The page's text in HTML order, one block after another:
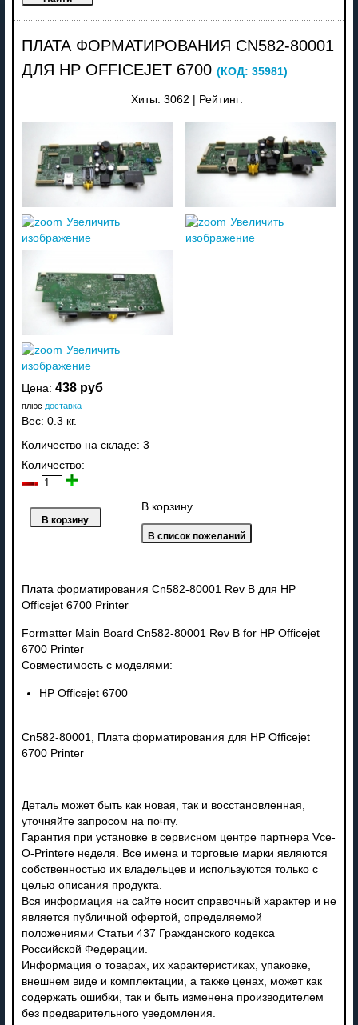
ПЛАТА ФОРМАТИРОВАНИЯ CN582-80001
ДЛЯ HP OFFICEJET 6700 (КОД: 35981)
Хиты: 3062 Рейтинг:
Увеличить
изображение
Увеличить
изображение
Увеличить
изображение
Цена: 438 руб
плюс доставка
Вес: 0.3 кг.
Количество на складе: 3
Количество:
В корзину
Плата форматирования Cn582-80001 Rev B для HP
Officejet 6700 Printer
Formatter Main Board Cn582-80001 Rev B for HP Officejet
6700 Printer
Совместимость с моделями:
HP Officejet 6700
Cn582-80001, Плата форматирования для HP Officejet
6700 Printer
Деталь может быть как новая, так и восстановленная,
уточняйте запросом на почту.
Гарантия при установке в сервисном центре партнера Vce-
O-Printere неделя. Все имена и торговые марки являются
собственностью их владельцев и используются только с
целью описания продукта.
Вся информация на сайте носит справочный характер и не
является публичной офертой, определяемой
положениями Статьи 437 Гражданского кодекса
Российской Федерации.
Информация о товарах, их характеристиках, упаковке,
внешнем виде и комплектации, а также ценах, может как
содержать ошибки, так и быть изменена производителем
без предварительного уведомления.